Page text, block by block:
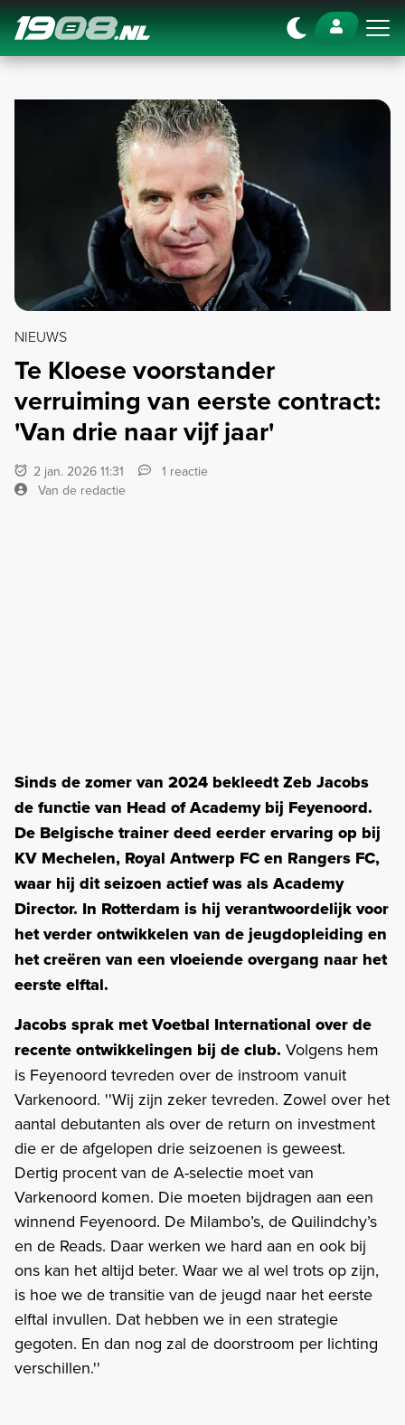
Navigation
NIEUWS
Te Kloese voorstander
verruiming van eerste contract:
'Van drie naar vijf jaar'
2 jan. 2026 11:31
1 reactie
Van de redactie
Sinds de zomer van 2024 bekleedt Zeb Jacobs
de functie van Head of Academy bij Feyenoord.
De Belgische trainer deed eerder ervaring op bij
KV Mechelen, Royal Antwerp FC en Rangers FC,
waar hij dit seizoen actief was als Academy
Director. In Rotterdam is hij verantwoordelijk voor
het verder ontwikkelen van de jeugdopleiding en
het creëren van een vloeiende overgang naar het
eerste elftal.
Jacobs sprak met Voetbal International over de
recente ontwikkelingen bij de club. Volgens hem
is Feyenoord tevreden over de instroom vanuit
Varkenoord. ''Wij zijn zeker tevreden. Zowel over het
aantal debutanten als over de return on investment
die er de afgelopen drie seizoenen is geweest.
Dertig procent van de A-selectie moet van
Varkenoord komen. Die moeten bijdragen aan een
winnend Feyenoord. De Milambo’s, de Quilindchy’s
en de Reads. Daar werken we hard aan en ook bij
ons kan het altijd beter. Waar we al wel trots op zijn,
is hoe we de transitie van de jeugd naar het eerste
elftal invullen. Dat hebben we in een strategie
gegoten. En dan nog zal de doorstroom per lichting
verschillen.''